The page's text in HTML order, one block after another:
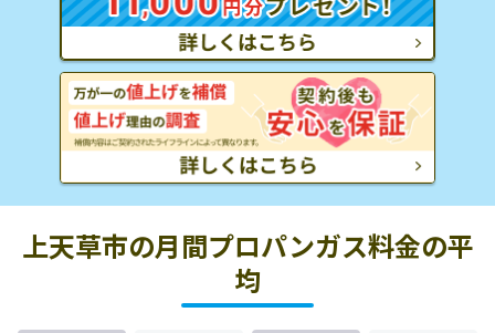
上天草市の月間プロパンガス料金の平
均